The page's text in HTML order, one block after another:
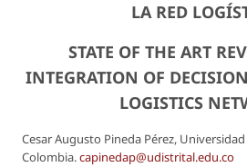
LA RED
STATE OF THE ART
INTEGRATION OF
LOGISTICS
Cesar Augusto Pineda Pérez,
Colombia.capinedap@udistrital.edu.co